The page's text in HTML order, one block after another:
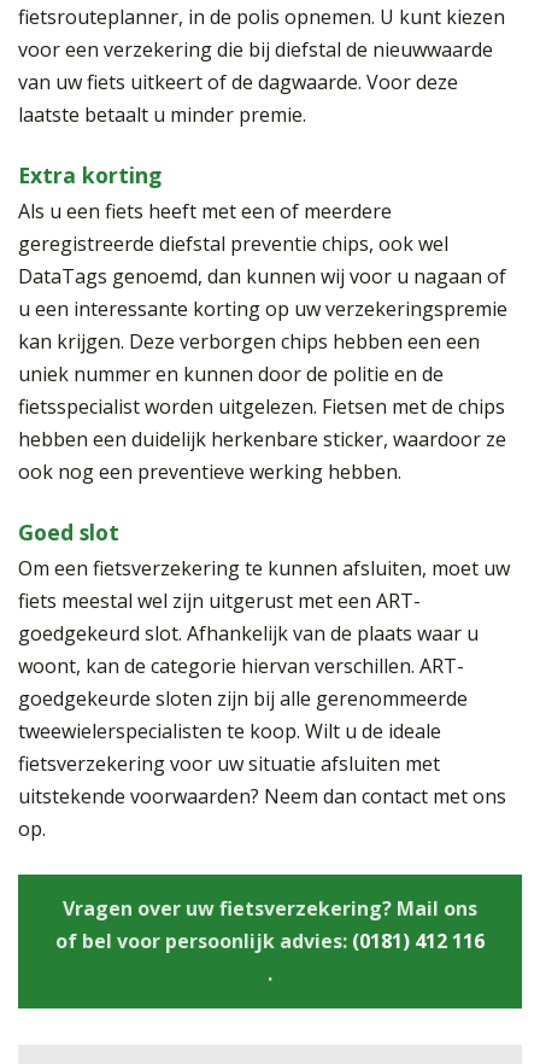
fietsrouteplanner, in de polis opnemen. U kunt kiezen
voor een verzekering die bij diefstal de nieuwwaarde
van uw fiets uitkeert of de dagwaarde. Voor deze
laatste betaalt u minder premie.
Extra korting
Als u een fiets heeft met een of meerdere
geregistreerde diefstal preventie chips, ook wel
DataTags genoemd, dan kunnen wij voor u nagaan of
u een interessante korting op uw verzekeringspremie
kan krijgen. Deze verborgen chips hebben een een
uniek nummer en kunnen door de politie en de
fietsspecialist worden uitgelezen. Fietsen met de chips
hebben een duidelijk herkenbare sticker, waardoor ze
ook nog een preventieve werking hebben.
Goed slot
Om een fietsverzekering te kunnen afsluiten, moet uw
fiets meestal wel zijn uitgerust met een ART-
goedgekeurd slot. Afhankelijk van de plaats waar u
woont, kan de categorie hiervan verschillen. ART-
goedgekeurde sloten zijn bij alle gerenommeerde
tweewielerspecialisten te koop. Wilt u de ideale
fietsverzekering voor uw situatie afsluiten met
uitstekende voorwaarden? Neem dan contact met ons
op.
Vragen over uw fietsverzekering? Mail ons
of bel voor persoonlijk advies: (0181) 412 116
.